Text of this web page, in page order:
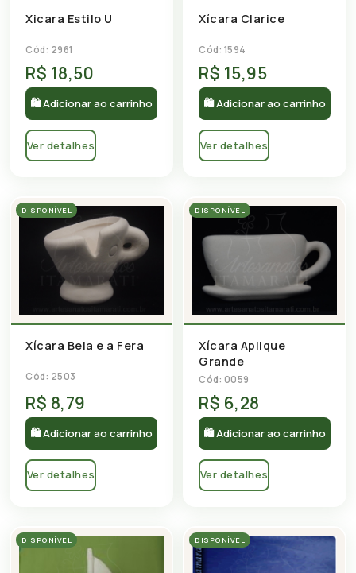
Xicara Estilo U
Cód: 2961
R$ 18,50
🛍 Adicionar ao carrinho
Ver detalhes
Xícara Clarice
Cód: 1594
R$ 15,95
🛍 Adicionar ao carrinho
Ver detalhes
DISPONÍVEL
Xícara Bela e a Fera
Cód: 2503
R$ 8,79
🛍 Adicionar ao carrinho
Ver detalhes
DISPONÍVEL
Xícara Aplique
Grande
Cód: 0059
R$ 6,28
🛍 Adicionar ao carrinho
Ver detalhes
DISPONÍVEL DISPONÍVEL